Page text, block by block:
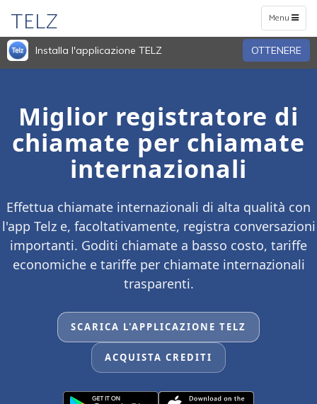
Toggle
navigation
Menu
TELZ
Installa l'applicazione TELZ OTTENERE
Miglior registratore di
chiamate per chiamate
internazionali
Effettua chiamate internazionali di alta qualità con
l'app Telz e, facoltativamente, registra conversazioni
importanti. Goditi chiamate a basso costo, tariffe
economiche e tariffe per chiamate internazionali
trasparenti.
SCARICA L'APPLICAZIONE TELZ
ACQUISTA CREDITI